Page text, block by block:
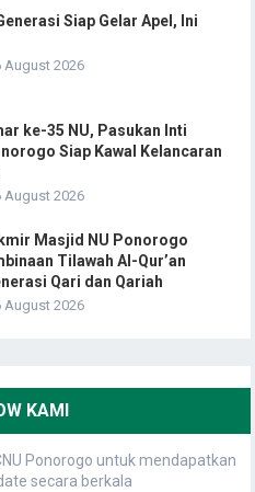
Siap Gelar Apel, Ini
2026
ke-35 NU, Pasukan Inti
Siap Kawal Kelancaran
2026
Masjid NU Ponorogo
Tilawah Al-Qur’an
Qari dan Qariah
2026
KAMI
Ponorogo untuk mendapatkan
secara berkala